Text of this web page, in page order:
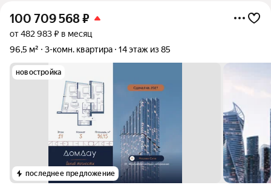
100 709 568₽
от 482 983 ₽ в месяц
96,5 м²
3-комн. квартира 14 этаж из 85
новостройка
последнее предложение